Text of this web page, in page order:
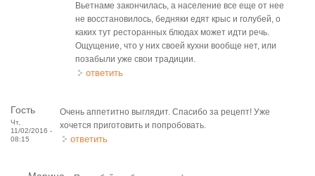
Вьетнаме закончилась, а население все еще от нее
не восстановилось, бедняки едят крыс и голубей, о
каких тут ресторанных блюдах может идти речь.
Ощущение, что у них своей кухни вообще нет, или
позабыли уже свои традиции.
ответить
Гость
Чт,
11/02/2016 -
08:15
Очень аппетитно выглядит. Спасибо за рецепт! Уже
хочется приготовить и попробовать.
ответить